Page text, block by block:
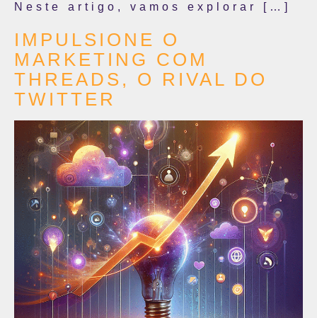
Neste artigo, vamos explorar […]
IMPULSIONE O
MARKETING COM
THREADS, O RIVAL DO
TWITTER